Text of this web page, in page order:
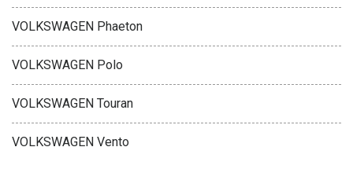
VOLKSWAGEN Phaeton
VOLKSWAGEN Polo
VOLKSWAGEN Touran
VOLKSWAGEN Vento